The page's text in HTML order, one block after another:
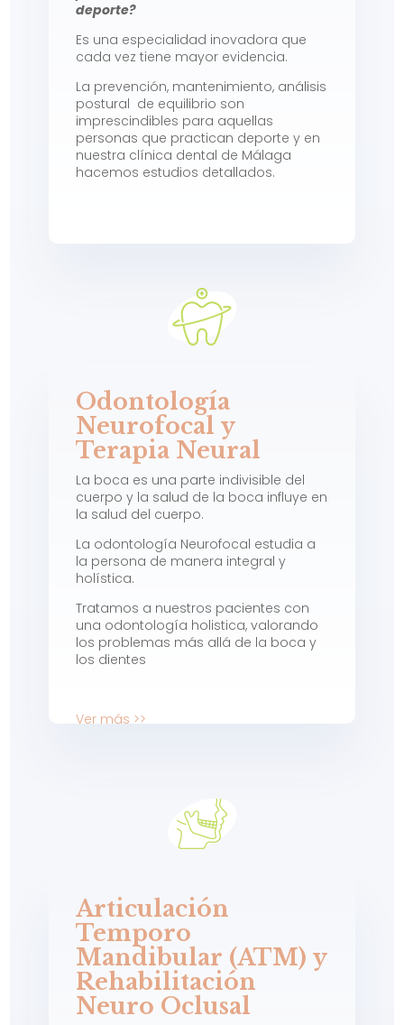
deporte?
Es una especialidad inovadora que
cada vez tiene mayor evidencia.
La prevención, mantenimiento, análisis
postural de equilibrio son
imprescindibles para aquellas
personas que practican deporte y en
nuestra clínica dental de Málaga
hacemos estudios detallados.
Odontología
Neurofocal y
Terapia Neural
La boca es una parte indivisible del
cuerpo y la salud de la boca influye en
la salud del cuerpo.
La odontología Neurofocal estudia a
la persona de manera integral y
holística.
Tratamos a nuestros pacientes con
una odontología holistica, valorando
los problemas más allá de la boca y
los dientes
Ver más >>
Articulación
Temporo
Mandibular (ATM) y
Rehabilitación
Neuro Oclusal